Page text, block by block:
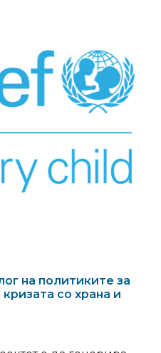
на политиките за
со храна и